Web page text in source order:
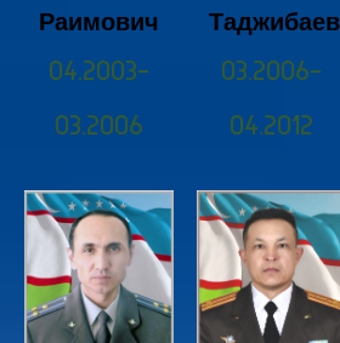
Раимович
04.2003-
03.2006
03.2006-
04.2012